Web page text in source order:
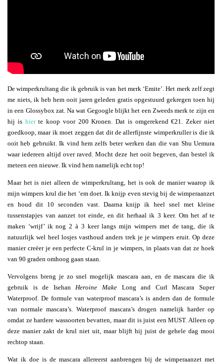
De wimperkrultang die ik gebruik is van het merk ‘Emite’. Het merk zelf zegt
me niets, ik heb hem ooit jaren geleden gratis opgestuurd gekregen toen hij
in een Glossybox zat. Na wat Gegoogle blijkt het een Zweeds merk te zijn en
hij is hierte koop voor 200 Kronen. Dat is omgerekend €21. Zeker niet
goedkoop, maar ik moet zeggen dat dit de allerfijnste wimperkruller is die ik
ooit heb gebruikt. Ik vind hem zelfs beter werken dan die van Shu Uemura
waar iedereen altijd over raved. Mocht deze het ooit begeven, dan bestel ik
meteen een nieuwe. Ik vind hem namelijk echt top!
Maar het is niet alleen de wimperkrultang, het is ook de manier waarop ik
mijn wimpers krul die het ‘em doet. Ik knijp even stevig bij de wimperaanzet
en houd dit 10 seconden vast. Daarna knijp ik heel snel met kleine
tussenstapjes van aanzet tot einde, en dit herhaal ik 3 keer. Om het af te
maken ‘wrijf’ ik nog 2 à 3 keer langs mijn wimpers met de tang, die ik
natuurlijk wel heel losjes vasthoud anders trek je je wimpers eruit. Op deze
manier creëer je een perfecte C-krul in je wimpers, in plaats van dat ze hoek
van 90 graden omhoog gaan staan.
Vervolgens breng je zo snel mogelijk mascara aan, en de mascara die ik
gebruik is de IsehanHeroine Make Long and Curl Mascara Super
Waterproof. De formule van waterproof mascara’s is anders dan de formule
van normale mascara’s. Waterproof mascara’s drogen namelijk harder op
omdat ze hardere wassoorten bevatten, maar dit is juist een MUST. Alleen op
deze manier zakt de krul niet uit, maar blijft hij juist de gehele dag mooi
rechtop staan.
Wat ik doe is de mascara allereerst aanbrengen bij de wimperaanzet met